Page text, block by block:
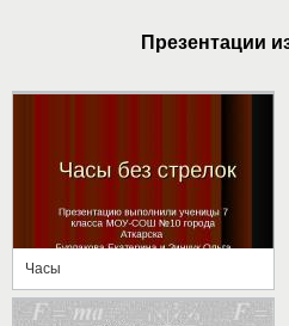
Презентации
Часы